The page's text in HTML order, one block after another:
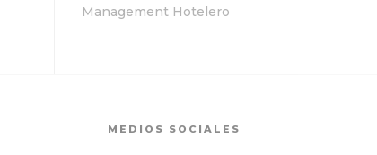
Management Hotelero
MEDIOS SOCIALES